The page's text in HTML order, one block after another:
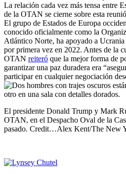
La relación cada vez más tensa entre
de la OTAN se cierne sobre esta
El grupo de Estados de Europa
conocido oficialmente como la
Atlántico Norte, ha apoyado a
por primera vez en 2022. Antes de la
OTAN reiteró que la mejor forma de
garantizar una paz duradera era
participar en cualquier negociación
El presidente Donald Trump y Mark
OTAN, en el Despacho Oval de la
pasado. Credit…Alex Kent/The New